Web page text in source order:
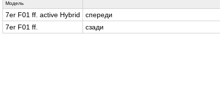
Модель
7er F01 ff. active Hybrid
спереди
7er F01 ff.
сзади